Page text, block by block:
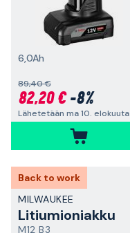
6,0Ah
89,40 €
82,20 €-8%
Lähetetään ma 10. elokuuta
Back to work
MILWAUKEE
Litiumioniakku
M12 B3